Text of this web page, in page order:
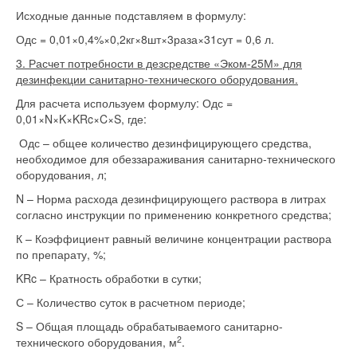
Исходные данные подставляем в формулу:
Одс = 0,01×0,4%×0,2кг×8шт×3раза×31сут = 0,6 л.
3. Расчет потребности в дезсредстве «Эком-25М» для
дезинфекции санитарно-технического оборудования.
Для расчета используем формулу: Одс =
0,01×N×K×KRc×C×S, где:
Одс – общее количество дезинфицирующего средства,
необходимое для обеззараживания санитарно-технического
оборудования, л;
N – Норма расхода дезинфицирующего раствора в литрах
согласно инструкции по применению конкретного средства;
К – Коэффициент равный величине концентрации раствора
по препарату, %;
KRc – Кратность обработки в сутки;
С – Количество суток в расчетном периоде;
S – Общая площадь обрабатываемого санитарно-
технического оборудования, м2.